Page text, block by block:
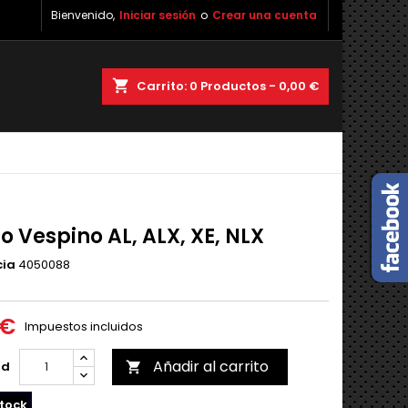
Bienvenido, Iniciar sesión o Crear una cuenta
shopping_cart Carrito: 0 Productos - 0,00 €
Vespino AL, ALX, XE, NLX
4050088
Impuestos incluidos
 Añadir al carrito